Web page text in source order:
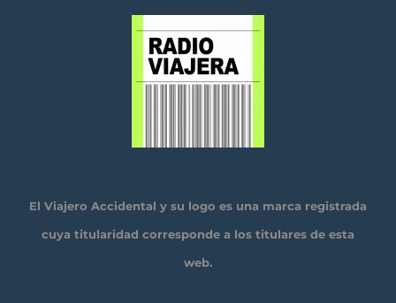
El Viajero Accidental y su logo es una marca registrada
cuya titularidad corresponde a los titulares de esta
web.